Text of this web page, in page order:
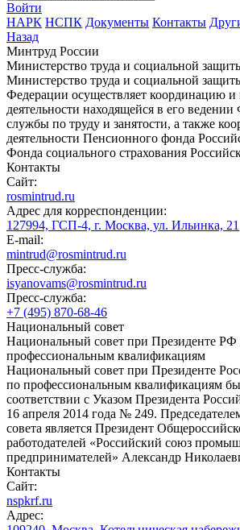
Войти
НАРК НСПК Документы Контакты
Назад
Минтруд России
Министерство труда и социальной
Министерство труда и социальной
Федерации осуществляет координацию и
деятельности находящейся в его ведении
службы по труду и занятости, а также
деятельности Пенсионного фонда
Фонда социального страхования
Контакты
Сайт:
rosmintrud.ru
Адрес для корреспонденции:
127994, ГСП-4, г. Москва, ул. Ильинка, 21
E-mail:
mintrud@rosmintrud.ru
Пресс-служба:
isyanovams@rosmintrud.ru
Пресс-служба:
+7 (495) 870-68-46
Национальный совет
Национальный совет при Президенте РФ
профессиональным квалификациям
Национальный совет при Президенте
по профессиональным квалификациям
соответствии с Указом Президента
16 апреля 2014 года № 249.
совета является Президент
работодателей «Российский союз
предпринимателей» Александр
Контакты
Сайт:
nspkrf.ru
Адрес: